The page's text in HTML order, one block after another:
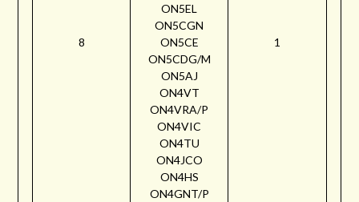
8
ON5EL
ON5CGN
ON5CE
ON5CDG/M
ON5AJ
ON4VT
ON4VRA/P
ON4VIC
ON4TU
ON4JCO
ON4HS
ON4GNT/P
1